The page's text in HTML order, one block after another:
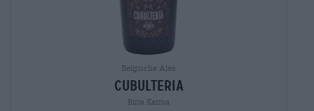
Belgische Ales
cubulteria
Birra Karma